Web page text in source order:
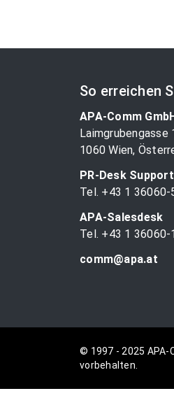
So erreichen
APA-Comm
Laimgrubengasse
1060 Wien,
PR-Desk Support
Tel. +43 1 36060-
APA-Salesdesk
Tel. +43 1 36060-
comm@apa.at
© 1997 - 2025 APA-
vorbehalten.